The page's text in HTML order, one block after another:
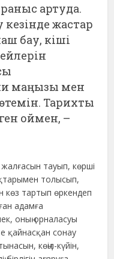
артуда.
жастар
бау, кіші
маңызы мен
Тарихты
оймен, –
тауып, көрші
толысып,
көз тартып өркендеп
адамға
оның орналасуы
қайнасқан сонау
көңіл-күйін,